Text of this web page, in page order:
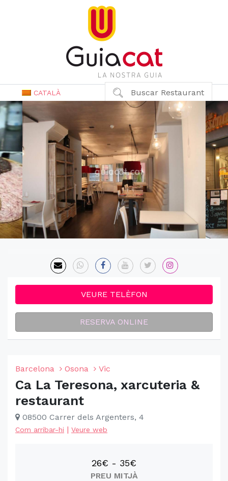
CATALÀ Buscar Restaurant
VEURE TELÈFON
RESERVA ONLINE
Barcelona Osona Vic
Ca La Teresona, xarcuteria &
restaurant
08500 Carrer dels Argenters, 4
Com arribar-hi | Veure web
26€ - 35€
PREU MITJÀ